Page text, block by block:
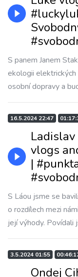
S panem Janem
ekologii
osobní dopravy a
16.5.2024 22:47
vlogs
|
S Láou jsme se
o rozdílech mezi
její výhody. Povídali
3.5.2024 01:55
Ondej